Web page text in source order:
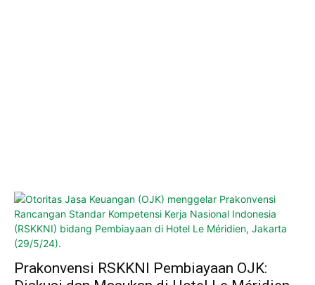
Prakonvensi RSKKNI Pembiayaan OJK: